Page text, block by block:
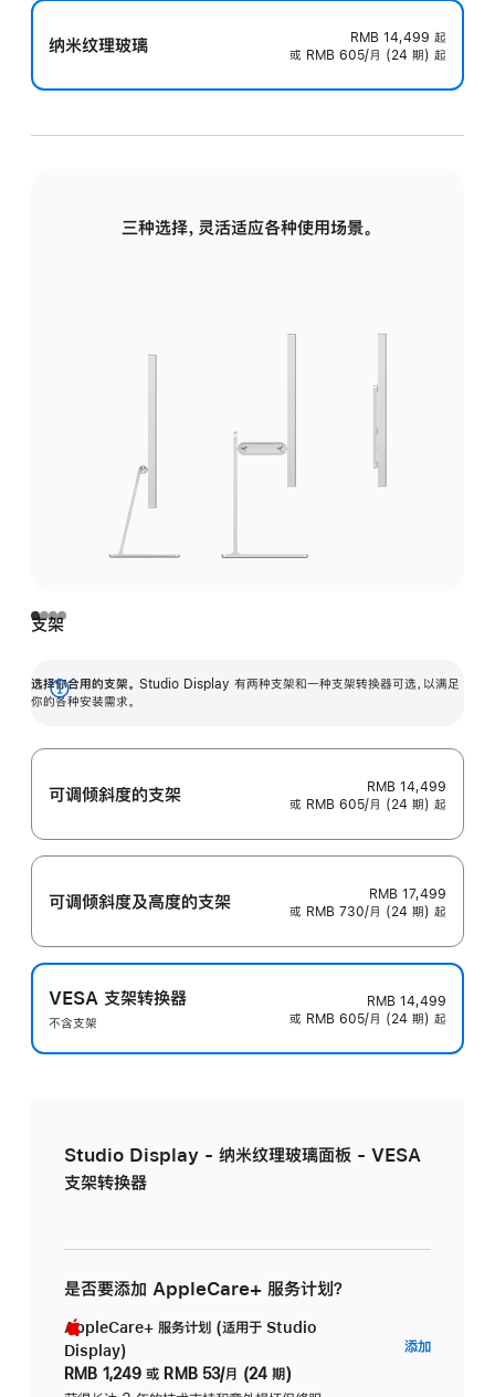
纳米纹理玻璃 RMB 14,499 起
或 RMB 605/月 (24 期) 起
三种选择，灵活适应各种使用场景。
支架
选择你合用的支架。 Studio Display 有两种支架和一种支架转换器可选，以满足
你的各种安装需求。
展
可调倾斜度的支架
RMB 14,499
或 RMB 605/月 (24 期) 起
可调倾斜度及高‍度的支‍架
RMB 17,499
或 RMB 730/月 (24 期) 起
VESA 支架转换器
不含支架
RMB 14,499
或 RMB 605/月 (24 期) 起
Studio Display - 纳米纹理玻璃面板 - VESA
支架转换器
是否要添加 AppleCare+ 服务计划？
AppleCare+ 服务计划 (适用于 Studio
Display)
RMB 1,249 或 RMB 53/月 (24 期)
添加